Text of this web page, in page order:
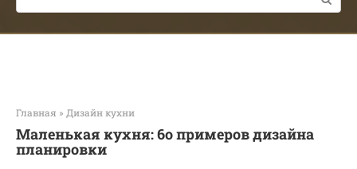
Главная » Дизайн кухни
Маленькая кухня: 6о примеров дизайна
планировки